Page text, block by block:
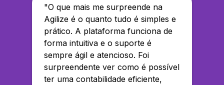
"O que mais me surpreende na
Agilize é o quanto tudo é simples e
prático. A plataforma funciona de
forma intuitiva e o suporte é
sempre ágil e atencioso. Foi
surpreendente ver como é possível
ter uma contabilidade eficiente,